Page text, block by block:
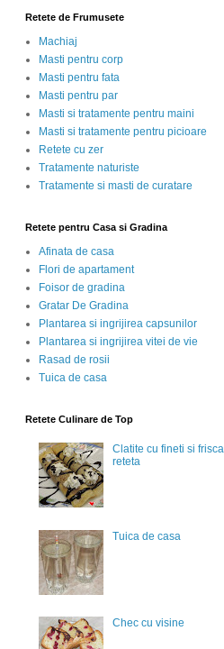
Retete de Frumusete
Machiaj
Masti pentru corp
Masti pentru fata
Masti pentru par
Masti si tratamente pentru maini
Masti si tratamente pentru picioare
Retete cu zer
Tratamente naturiste
Tratamente si masti de curatare
Retete pentru Casa si Gradina
Afinata de casa
Flori de apartament
Foisor de gradina
Gratar De Gradina
Plantarea si ingrijirea capsunilor
Plantarea si ingrijirea vitei de vie
Rasad de rosii
Tuica de casa
Retete Culinare de Top
Clatite cu fineti si frisca
reteta
Tuica de casa
Chec cu visine